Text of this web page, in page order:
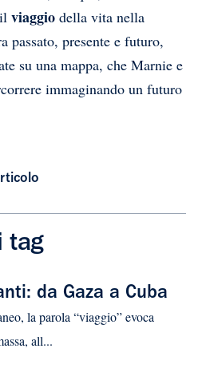
viaggio della vita nella
passato, presente e futuro,
su una mappa, che Marnie e
immaginando un futuro
tag
da Gaza a Cuba
la parola “viaggio” evoca
all...